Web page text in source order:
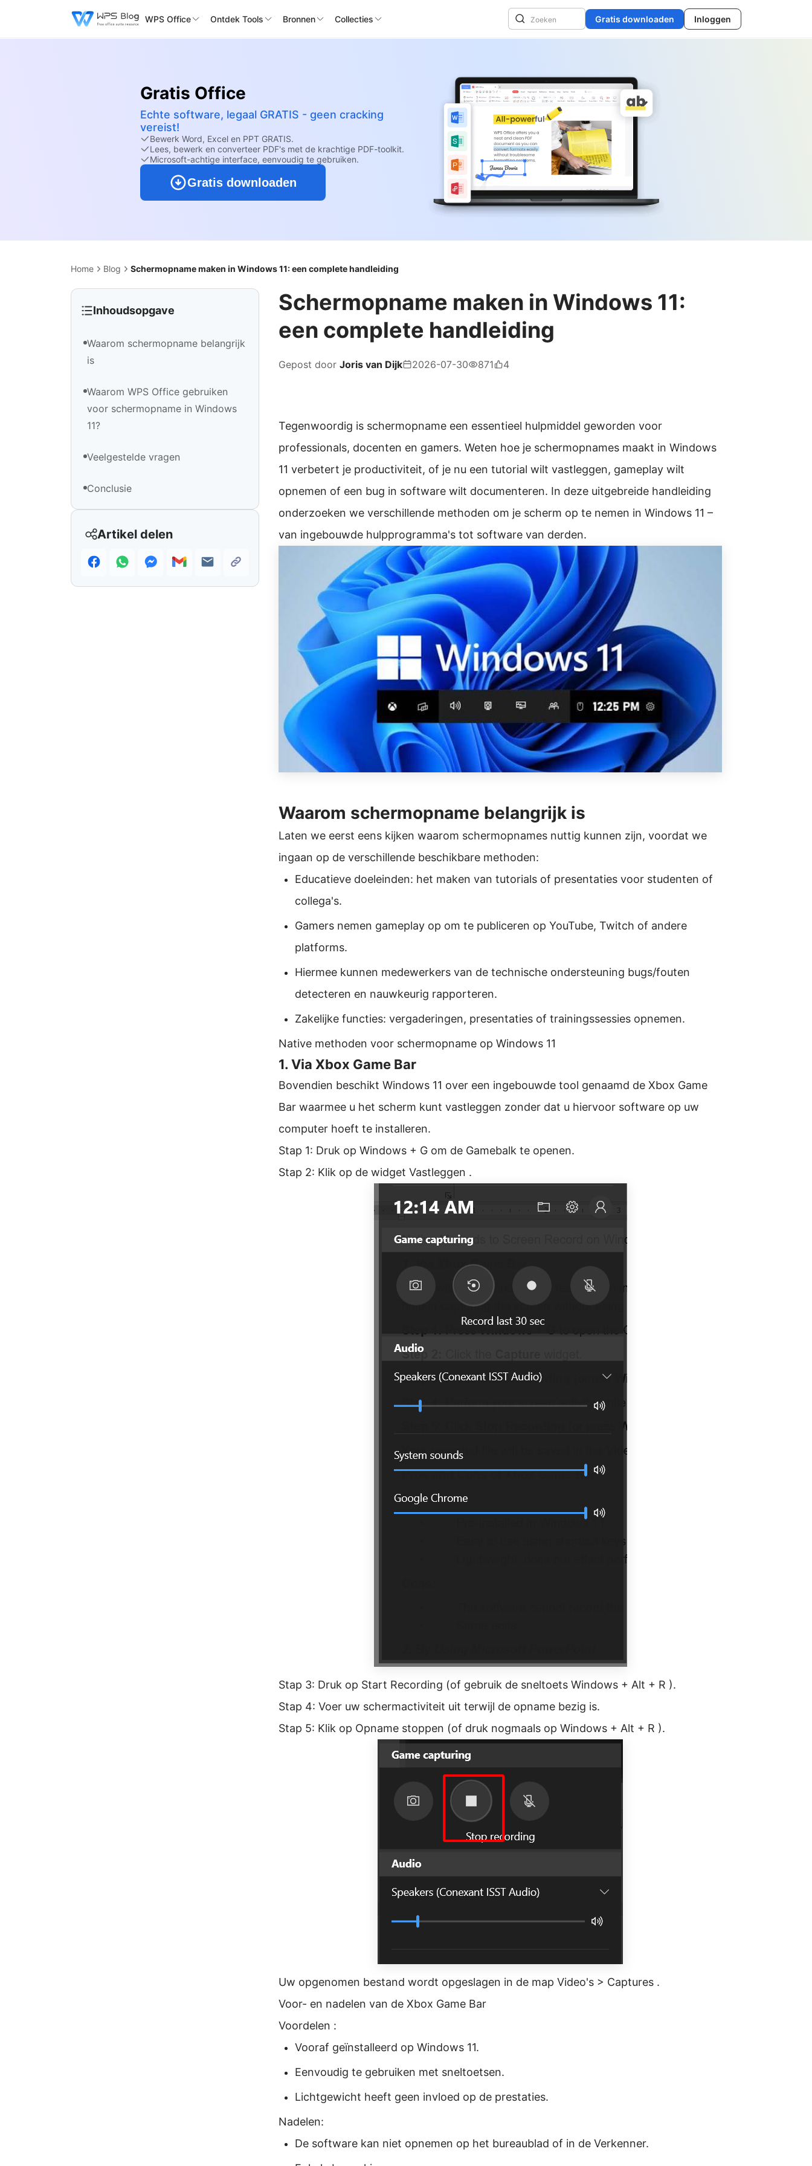
WPS Office Ontdek Tools Bronnen Collecties Gratis downloaden Inloggen
Gratis Office
Echte software, legaal GRATIS - geen cracking
vereist!
Bewerk Word, Excel en PPT GRATIS.
Lees, bewerk en converteer PDF's met de krachtige PDF-toolkit.
Microsoft-achtige interface, eenvoudig te gebruiken.
Gratis downloaden
Home Blog Schermopname maken in Windows 11: een complete handleiding
Inhoudsopgave
Waarom schermopname belangrijk
is
Waarom WPS Office gebruiken
voor schermopname in Windows
11?
Veelgestelde vragen
Conclusie
Artikel delen
Schermopname maken in Windows 11:
een complete handleiding
Gepost door Joris van Dijk 2026-07-30 871 4
Tegenwoordig is schermopname een essentieel hulpmiddel geworden voor
professionals, docenten en gamers. Weten hoe je schermopnames maakt in Windows
11 verbetert je productiviteit, of je nu een tutorial wilt vastleggen, gameplay wilt
opnemen of een bug in software wilt documenteren. In deze uitgebreide handleiding
onderzoeken we verschillende methoden om je scherm op te nemen in Windows 11 –
van ingebouwde hulpprogramma's tot software van derden.
Waarom schermopname belangrijk is
Laten we eerst eens kijken waarom schermopnames nuttig kunnen zijn, voordat we
ingaan op de verschillende beschikbare methoden:
Educatieve doeleinden: het maken van tutorials of presentaties voor studenten of
collega's.
Gamers nemen gameplay op om te publiceren op YouTube, Twitch of andere
platforms.
Hiermee kunnen medewerkers van de technische ondersteuning bugs/fouten
detecteren en nauwkeurig rapporteren.
Zakelijke functies: vergaderingen, presentaties of trainingssessies opnemen.
Native methoden voor schermopname op Windows 11
1. Via Xbox Game Bar
Bovendien beschikt Windows 11 over een ingebouwde tool genaamd de Xbox Game
Bar waarmee u het scherm kunt vastleggen zonder dat u hiervoor software op uw
computer hoeft te installeren.
Stap 1: Druk op Windows + G om de Gamebalk te openen.
Stap 2: Klik op de widget Vastleggen .
Stap 3: Druk op Start Recording (of gebruik de sneltoets Windows + Alt + R ).
Stap 4: Voer uw schermactiviteit uit terwijl de opname bezig is.
Stap 5: Klik op Opname stoppen (of druk nogmaals op Windows + Alt + R ).
Uw opgenomen bestand wordt opgeslagen in de map Video's > Captures .
Voor- en nadelen van de Xbox Game Bar
Voordelen :
Vooraf geïnstalleerd op Windows 11.
Eenvoudig te gebruiken met sneltoetsen.
Lichtgewicht heeft geen invloed op de prestaties.
Nadelen:
De software kan niet opnemen op het bureaublad of in de Verkenner.